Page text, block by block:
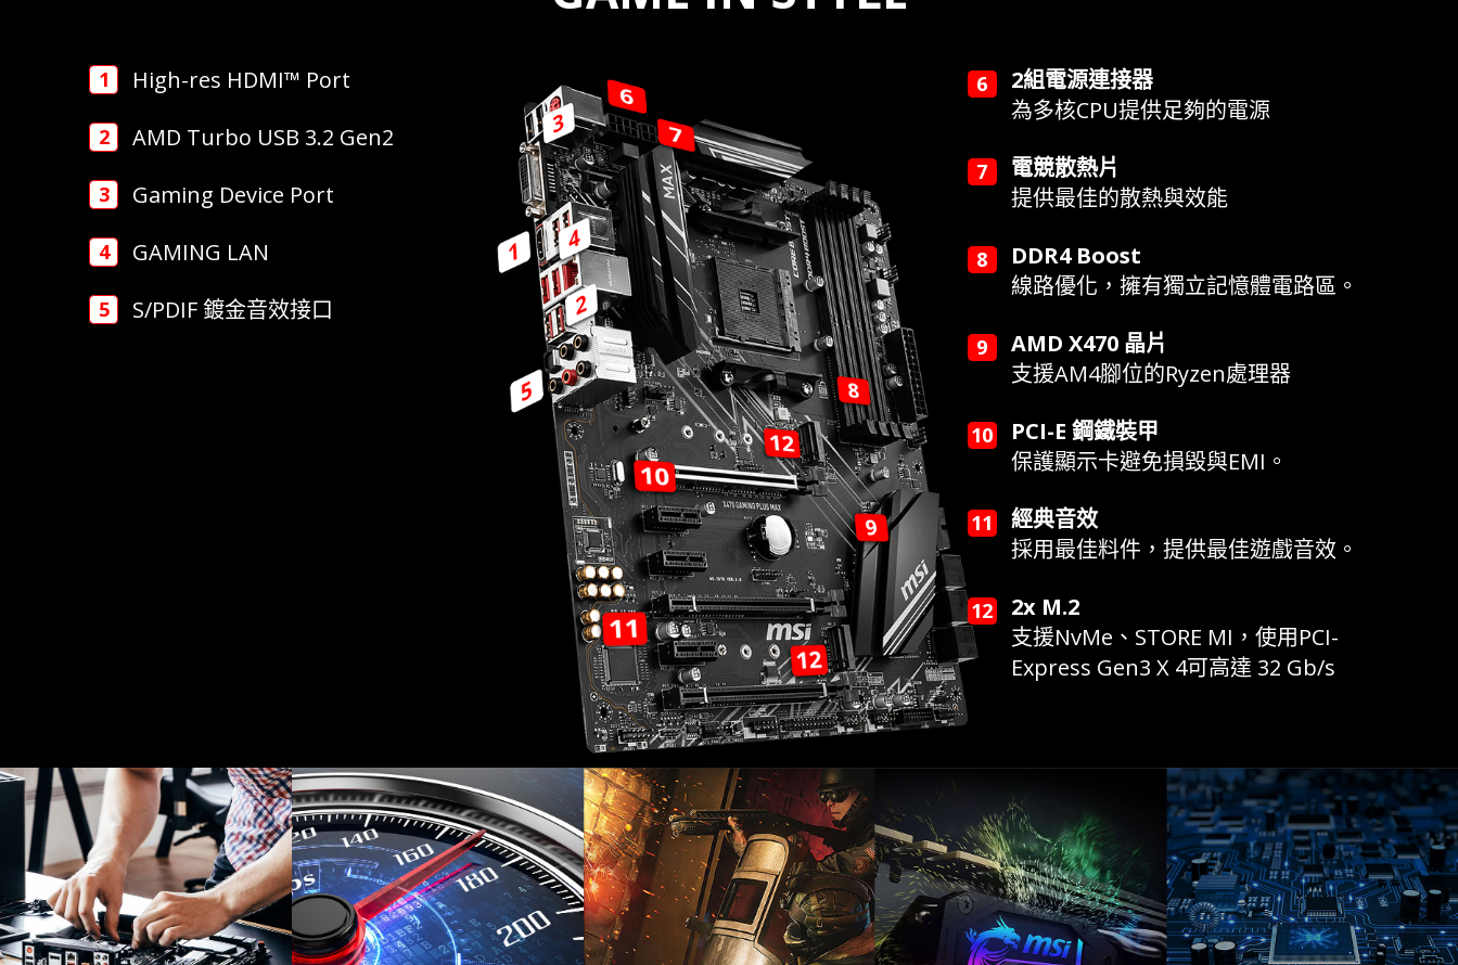
High-res HDMI™ Port
AMD Turbo USB 3.2 Gen2
Gaming Device Port
GAMING LAN
S/PDIF 鍍金音效接口
2組電源連接器
為多核CPU提供足夠的電源
電競散熱片
提供最佳的散熱與效能
DDR4 Boost
線路優化，擁有獨立記憶體電路區。
AMD X470 晶片
支援AM4腳位的Ryzen處理器
PCI-E 鋼鐵裝甲
保護顯示卡避免損毀與EMI。
經典音效
採用最佳料件，提供最佳遊戲音效。
2x M.2
支援NvMe、STORE MI，使用PCI-
Express Gen3 X 4可高達 32 Gb/s